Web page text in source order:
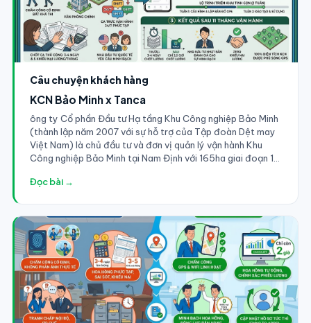
Câu chuyện khách hàng
KCN Bảo Minh x Tanca
ông ty Cổ phần Đầu tư Hạ tầng Khu Công nghiệp Bảo Minh
(thành lập năm 2007 với sự hỗ trợ của Tập đoàn Dệt may
Việt Nam) là chủ đầu tư và đơn vị quản lý vận hành Khu
Công nghiệp Bảo Minh tại Nam Định với 165ha giai đoạn 1
trung nhiều tập đoàn đa quốc gia lớn như Sumi Wiring
nhân[cite: 120].
Đọc bài →